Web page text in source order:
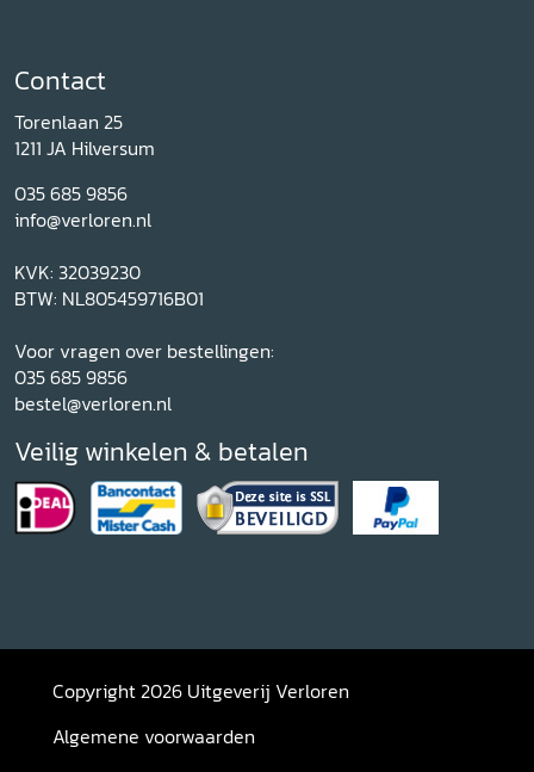
Contact
Torenlaan 25
1211 JA Hilversum
035 685 9856
info@verloren.nl
KVK: 32039230
BTW: NL805459716B01
Voor vragen over bestellingen:
035 685 9856
bestel@verloren.nl
Veilig winkelen & betalen
Copyright 2026 Uitgeverij Verloren
Algemene voorwaarden